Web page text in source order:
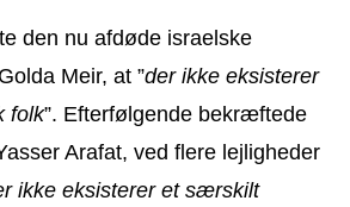
den nu afdøde israelske
Meir, at ”der ikke eksisterer
folk”. Efterfølgende bekræftede
Arafat, ved flere lejligheder
ikke eksisterer et særskilt